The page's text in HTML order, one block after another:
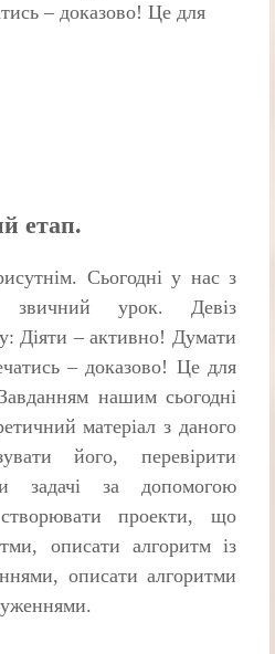
– доказово! Це для
етап.
Сьогодні у нас з
урок. Девіз
Діяти – активно! Думати
– доказово! Це для
нашим сьогодні
матеріал з даного
його, перевірити
задачі за допомогою
проекти, що
описати алгоритм із
описати алгоритми